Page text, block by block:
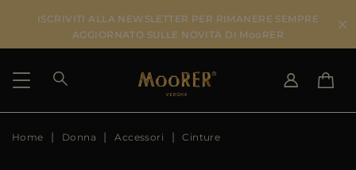
ISCRIVITI ALLA NEWSLETTER PER RIMANERE SEMPRE
AGGIORNATO SULLE NOVITÀ DI MooRER
PAESE DI SPEDIZIONE SELEZIONA LA LINGUA
Home Donna Accessori Cinture